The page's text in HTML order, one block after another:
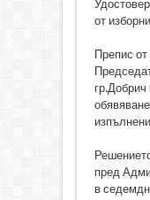
от
Препис
гр.Добрич
пред
в